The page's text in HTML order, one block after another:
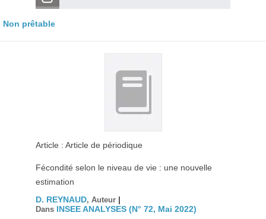
Non prêtable
Article : Article de périodique
Fécondité selon le niveau de vie : une nouvelle
estimation
D. REYNAUD, Auteur |
Dans INSEE ANALYSES (N° 72, Mai 2022)